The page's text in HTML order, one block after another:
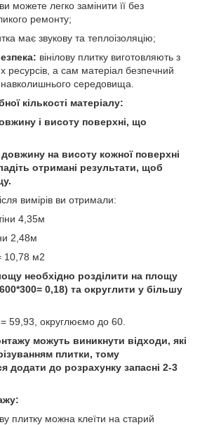
можете легко замінити її без
ремонту;
має звукову та теплоізоляцію;
вінілову плитку виготовляють з
ресурсів, а сам матеріал безпечний
середовища.
кількості матеріалу:
і висоту поверхні, що
на висоту кожної поверхні
отримані результати, щоб
вимірів ви отримали:
4,35м
2,48м
10,78 м2
необхідно розділити на площу
0,18) та округлити у більшу
59,93, округлюємо до 60.
можуть виникнути відходи, які
плитки, тому
додати до розрахунку запасні 2-3
плитку можна клеїти на старий